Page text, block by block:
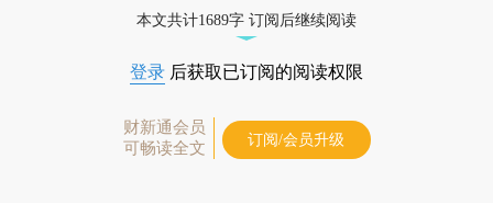
本文共计1689字 订阅后继续阅读
登录 后获取已订阅的阅读权限
财新通会员
可畅读全文
订阅/会员升级